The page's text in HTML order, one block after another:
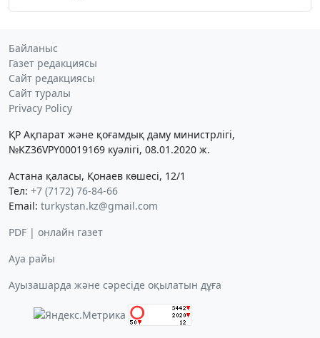
Байланыс
Газет редакциясы
Сайт редакциясы
Сайт туралы
Privacy Policy
ҚР Ақпарат және қоғамдық даму министрлігі,
№KZ36VPY00019169 куәлігі, 08.01.2020 ж.
Астана қаласы, Қонаев көшесі, 12/1
Тел: +7 (7172) 76-84-66
Email: turkystan.kz@gmail.com
PDF | онлайн газет
Ауа райы
Ауызашарда және сәресіде оқылатын дұға